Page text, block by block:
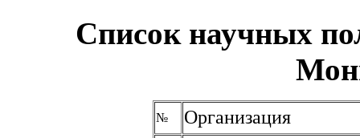
Список научных
№ Организация